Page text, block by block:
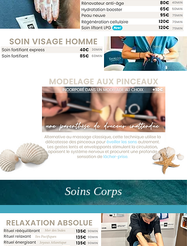
Soins Corps